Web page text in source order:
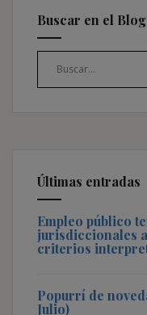
Buscar en el
Últimas entradas
Empleo público
jurisdiccionales
criterios
Popurrí de
Julio)